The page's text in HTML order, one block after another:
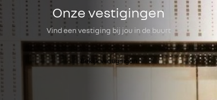
Onze vestigingen
Vind een vestiging bij jou in de buurt
Bekijk vestigingen